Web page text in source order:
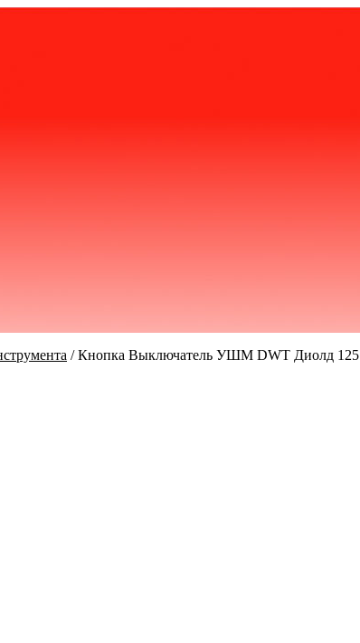
/Кнопка Выключатель УШМ DWT Диолд 125